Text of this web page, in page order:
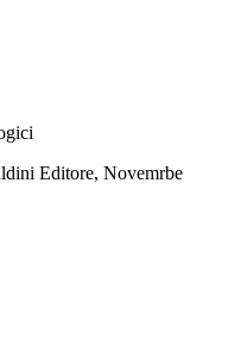
Editore, Novemrbe